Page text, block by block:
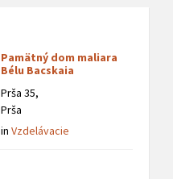
Pamätný dom maliara
Bélu Bacskaia
Prša 35,
Prša
inVzdelávacie